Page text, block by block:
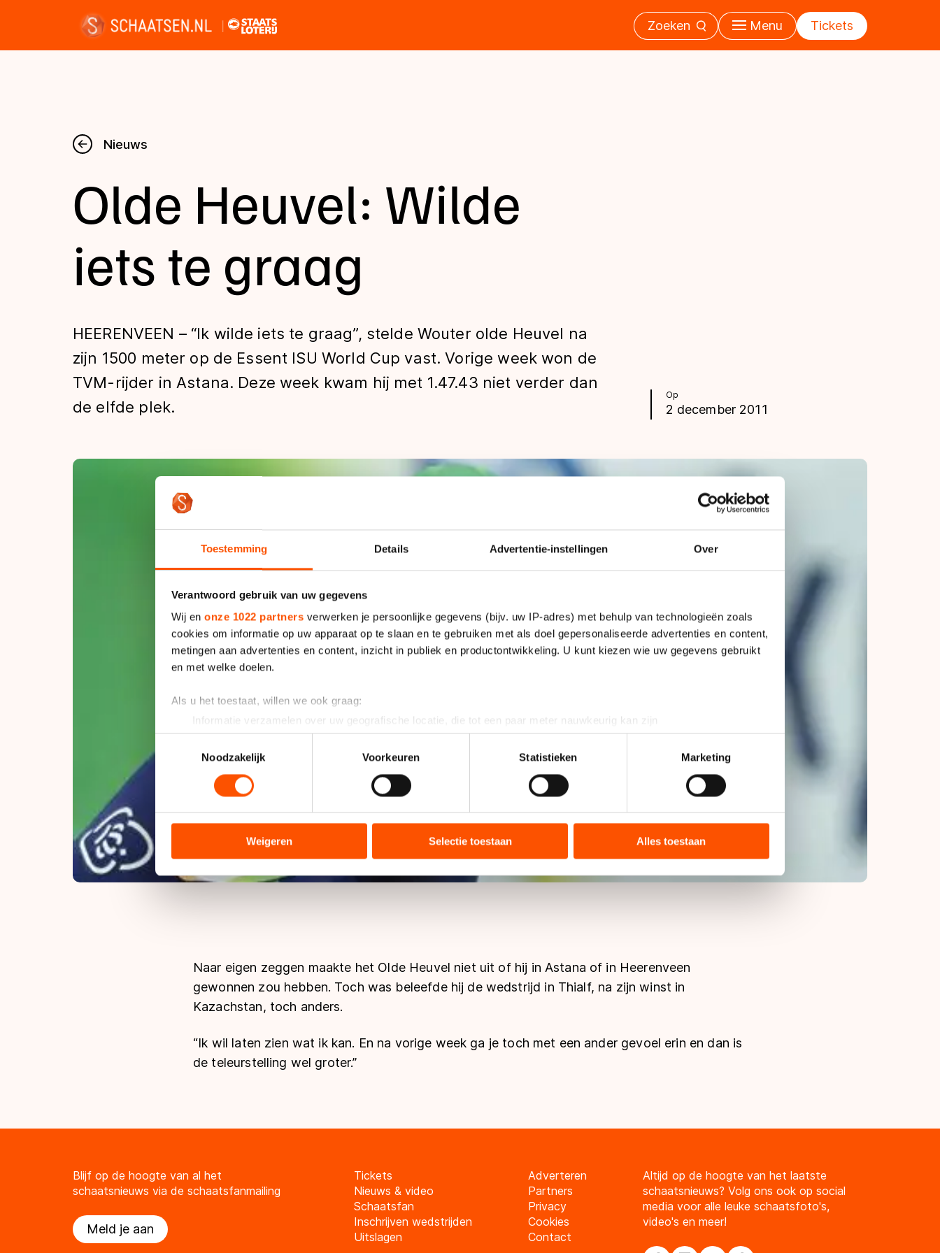
Toestemming Details Advertentie-instellingen Over
Verantwoord gebruik van uw gegevens
Wij en onze 1022 partners verwerken je persoonlijke gegevens (bijv. uw IP-adres) met behulp van technologieën zoals
cookies om informatie op uw apparaat op te slaan en te gebruiken met als doel gepersonaliseerde advertenties en content,
metingen aan advertenties en content, inzicht in publiek en productontwikkeling. U kunt kiezen wie uw gegevens gebruikt
en met welke doelen.
Als u het toestaat, willen we ook graag:
Informatie verzamelen over uw geografische locatie, die tot een paar meter nauwkeurig kan zijn
Uw apparaat identificeren door het actief te scannen op specifieke eigenschappen (fingerprinting)
Lees meer over hoe uw persoonlijke gegevens worden verwerkt en stel uw voorkeuren in het
detailgedeeltein. U kunt uw
toestemming op elk moment wijzigen of intrekken in de Cookieverklaring.
analyseren. We delen informatie over uw gebruik van onze site met onze partners voor social media, advertenties en
analyse. Zij kunnen deze combineren met andere gegevens die u aan hen heeft verstrekt of die zij hebben verzameld via
hun services. Sommige partners kunnen gegevens doorgeven aan landen buiten de EU, zoals de VS, waar mogelijk geen
adequaat beschermingsniveau geldt volgens de GDPR. Door op ‘Toestaan’ te klikken, stemt u in met deze overdracht.
Noodzakelijk
Voorkeuren Statistieken Marketing
Weigeren Selectie toestaan Alles toestaan
Zoeken Menu Tickets
Nieuws
Kalender
Disciplines
Uitslagen
Tijden & historie
De weg op
Olympische Spelen
Nieuws
Op
2 december 2011
Olde Heuvel: Wilde
iets te graag
HEERENVEEN – “Ik wilde iets te graag”, stelde Wouter olde Heuvel na
zijn 1500 meter op de Essent ISU World Cup vast. Vorige week won de
TVM-rijder in Astana. Deze week kwam hij met 1.47.43 niet verder dan
de elfde plek.
Naar eigen zeggen maakte het Olde Heuvel niet uit of hij in Astana of in Heerenveen
gewonnen zou hebben. Toch was beleefde hij de wedstrijd in Thialf, na zijn winst in
Kazachstan, toch anders.
“Ik wil laten zien wat ik kan. En na vorige week ga je toch met een ander gevoel erin en dan is
de teleurstelling wel groter.”
Blijf op de hoogte van al het
schaatsnieuws via de schaatsfanmailing
Meld je aan
Tickets
Nieuws & video
Schaatsfan
Inschrijven wedstrijden
Uitslagen
Adverteren
Partners
Privacy
Cookies
Contact
Altijd op de hoogte van het laatste
schaatsnieuws? Volg ons ook op social
media voor alle leuke schaatsfoto's,
video's en meer!